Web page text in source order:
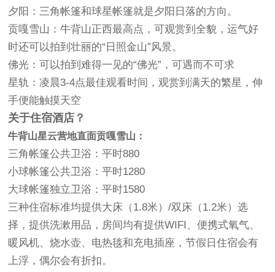
夕阳：三角帐篷和球星帐篷就是夕阳日落的方向。
贡嘎雪山：牛背山正西最高点，可观赏到全貌，运气好
时还可以拍到壮丽的“日照金山”风景。
佛光：可以拍到难得一见的“佛光”，可遇而不可求
星轨：凌晨3-4点最佳观看时间，观赏到满天的繁星，伸
手便能触摸天空
关于住宿酒店？
牛背山星云营地直面贡嘎雪山：
三角帐篷公共卫浴：平时880
小球帐篷公共卫浴：平时1280
大球帐篷独立卫浴：平时1580
三种住宿标准均提供大床（1.8米）/双床（1.2米）选
择，提供洗漱用品，房间均有提供WIFI、便携式氧气、
暖风机、烧水壶、电热毯和充电插座，节假日住宿会有
上浮，偶尔会有折扣。